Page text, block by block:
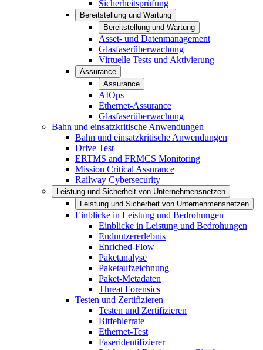
Sicherheitsprüfung
Bereitstellung und Wartung
Bereitstellung und Wartung
Asset- und Datenmanagement
Glasfaserüberwachung
Virtuelle Tests und Aktivierung
Assurance
Assurance
AIOps
Ethernet-Assurance
Glasfaserüberwachung
Bahn und einsatzkritische Anwendungen
Bahn und einsatzkritische Anwendungen
Drive Test
ERTMS and FRMCS Monitoring
Mission Critical Assurance
Railway Cybersecurity
Leistung und Sicherheit von Unternehmensnetzen
Leistung und Sicherheit von Unternehmensnetzen
Einblicke in Leistung und Bedrohungen
Einblicke in Leistung und Bedrohungen
Endnutzererlebnis
Enriched-Flow
Paketanalyse
Paketaufzeichnung
Paket-Metadaten
Threat Forensics
Testen und Zertifizieren
Testen und Zertifizieren
Bitfehlerrate
Ethernet-Test
Faseridentifizierer